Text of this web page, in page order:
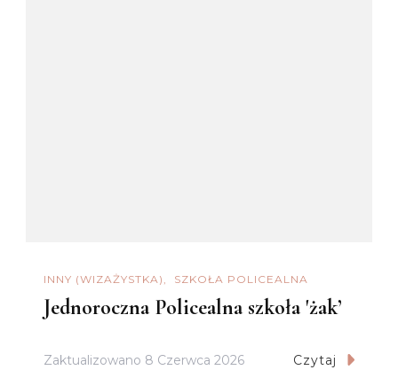
INNY (WIZAŻYSTKA) SZKOŁA POLICEALNA
Jednoroczna Policealna szkoła 'żak’
Zaktualizowano 8 Czerwca 2026 Czytaj